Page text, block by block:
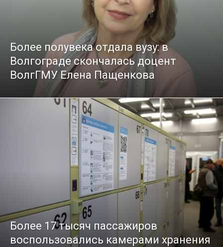
Более полувека отдала вузу: в
Волгограде скончалась доцент
ВолгГМУ Елена Пащенкова
Более 17 тысяч пассажиров
воспользовались камерами хранения